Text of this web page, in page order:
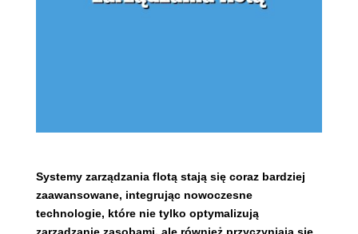
Systemy zarządzania flotą stają się coraz bardziej
zaawansowane, integrując nowoczesne
technologie, które nie tylko optymalizują